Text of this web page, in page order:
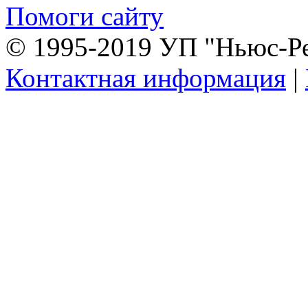
Помоги сайту
© 1995-2019 УП "Ньюс-
Контактная информация |